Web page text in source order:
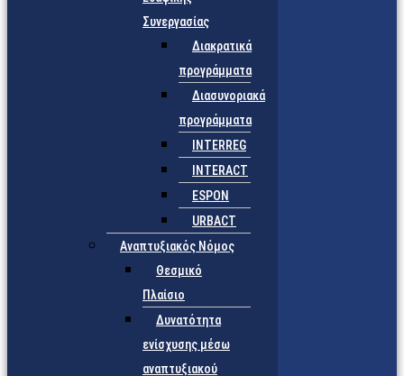
Συνεργασίας
Διακρατικά
προγράμματα
Διασυνοριακά
προγράμματα
INTERREG
INTERACT
ESPON
URBACT
Αναπτυξιακός Νόμος
Θεσμικό
Πλαίσιο
Δυνατότητα
ενίσχυσης μέσω
αναπτυξιακού